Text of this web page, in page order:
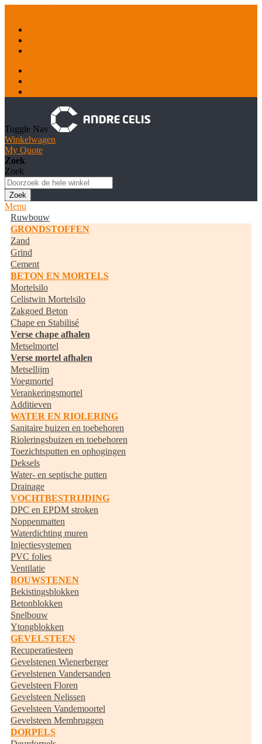
Toggle Nav
Winkelwagen
My Quote
Zoek
Zoek
Zoek
Menu
Ruwbouw
GRONDSTOFFEN
Zand
Grind
Cement
BETON EN MORTELS
Mortelsilo
Celistwin Mortelsilo
Zakgoed Beton
Chape en Stabilisé
Verse chape afhalen
Metselmortel
Verse mortel afhalen
Metsellijm
Voegmortel
Verankeringsmortel
Additieven
WATER EN RIOLERING
Sanitaire buizen en toebehoren
Rioleringsbuizen en toebehoren
Toezichtsputten en ophogingen
Deksels
Water- en septische putten
Drainage
VOCHTBESTRIJDING
DPC en EPDM stroken
Noppenmatten
Waterdichting muren
Injectiesystemen
PVC folies
Ventilatie
BOUWSTENEN
Bekistingsblokken
Betonblokken
Snelbouw
Ytongblokken
GEVELSTEEN
Recuperatiesteen
Gevelstenen Wienerberger
Gevelstenen Vandersanden
Gevelsteen Floren
Gevelsteen Nelissen
Gevelsteen Vandemoortel
Gevelsteen Membruggen
DORPELS